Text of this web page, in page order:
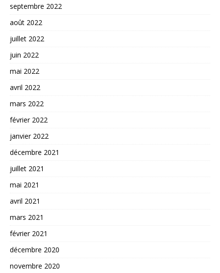
septembre 2022
août 2022
juillet 2022
juin 2022
mai 2022
avril 2022
mars 2022
février 2022
janvier 2022
décembre 2021
juillet 2021
mai 2021
avril 2021
mars 2021
février 2021
décembre 2020
novembre 2020